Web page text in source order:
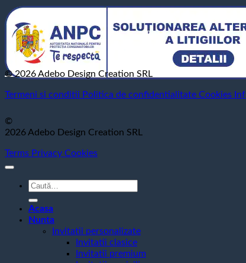
© 2026 Adebo Design Creation SRL
Termeni si conditii Politica de confidentialitate Cookies
©
2026 Adebo Design Creation SRL
Terms Privacy Cookies
Caută
după:
Acasa
Nunta
Invitatii personalizate
Invitatii clasice
Invitatii premium